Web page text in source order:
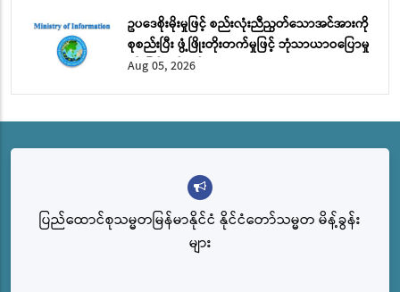
ဥပဒေစိုးမိုးမှုဖြင့် စည်းလုံးညီညွတ်သောအင်အားကို
စုစည်းပြီး ဖွံ့ဖြိုးတိုးတက်မှုဖြင့် ဘုံသာယာဝပြောမှု
ကို မြှင့်တင်မည်
Aug 05, 2026
ပြည်ထောင်စုသမ္မတမြန်မာနိုင်ငံ နိုင်ငံတော်သမ္မတ မိန့်ခွန်း
များ